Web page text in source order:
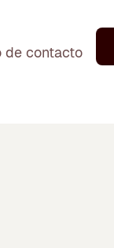
de contacto